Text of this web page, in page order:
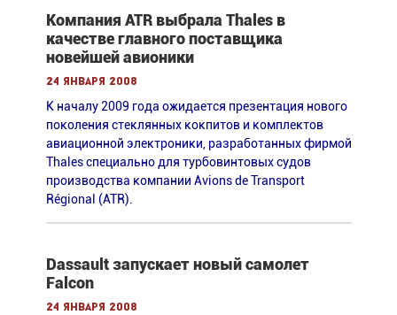
Компания ATR выбрала Thales в
качестве главного поставщика
новейшей авионики
24 января 2008
К началу 2009 года ожидается презентация нового
поколения стеклянных кокпитов и комплектов
авиационной электроники, разработанных фирмой
Thales специально для турбовинтовых судов
производства компании Avions de Transport
Régional (ATR).
Dassault запускает новый самолет
Falcon
24 января 2008